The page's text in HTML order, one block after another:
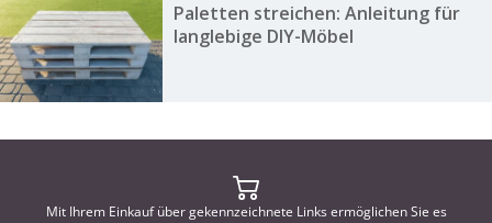
Paletten streichen: Anleitung für
langlebige DIY-Möbel
Mit Ihrem Einkauf über gekennzeichnete Links ermöglichen Sie es